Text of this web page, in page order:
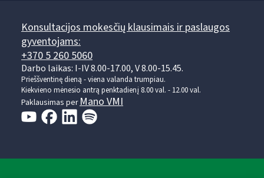
Konsultacijos mokesčių klausimais ir paslaugos
gyventojams:
+370 5 260 5060
Darbo laikas: I-IV 8.00-17.00, V 8.00-15.45.
Prieššventinę dieną - viena valanda trumpiau.
Kiekvieno mėnesio antrą penktadienį 8.00 val. - 12.00 val.
Paklausimas perMano VMI